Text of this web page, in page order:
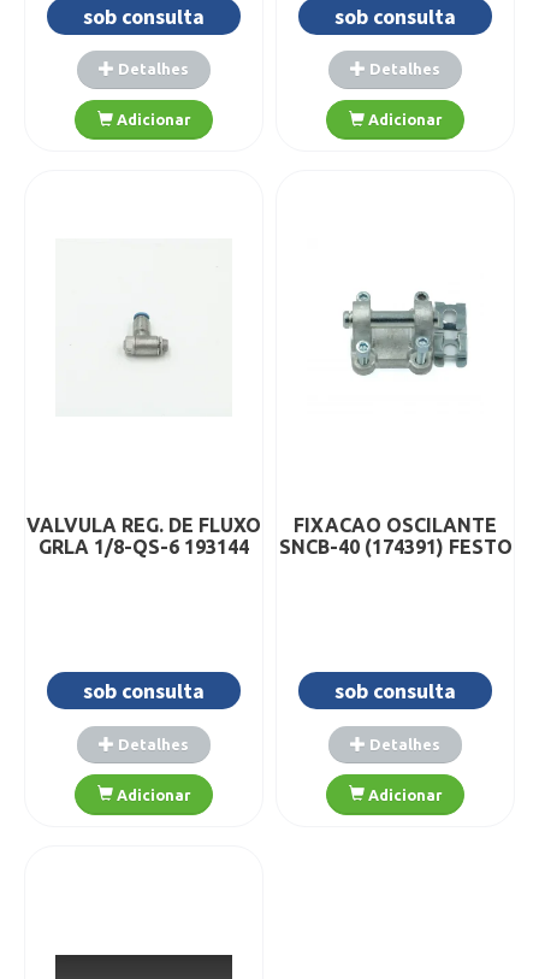
sob consulta
Adicionar
sob consulta
Adicionar
VALVULA REG. DE FLUXO
GRLA 1/8-QS-6 193144
sob consulta
FIXACAO OSCILANTE
SNCB-40 (174391) FESTO
sob consulta